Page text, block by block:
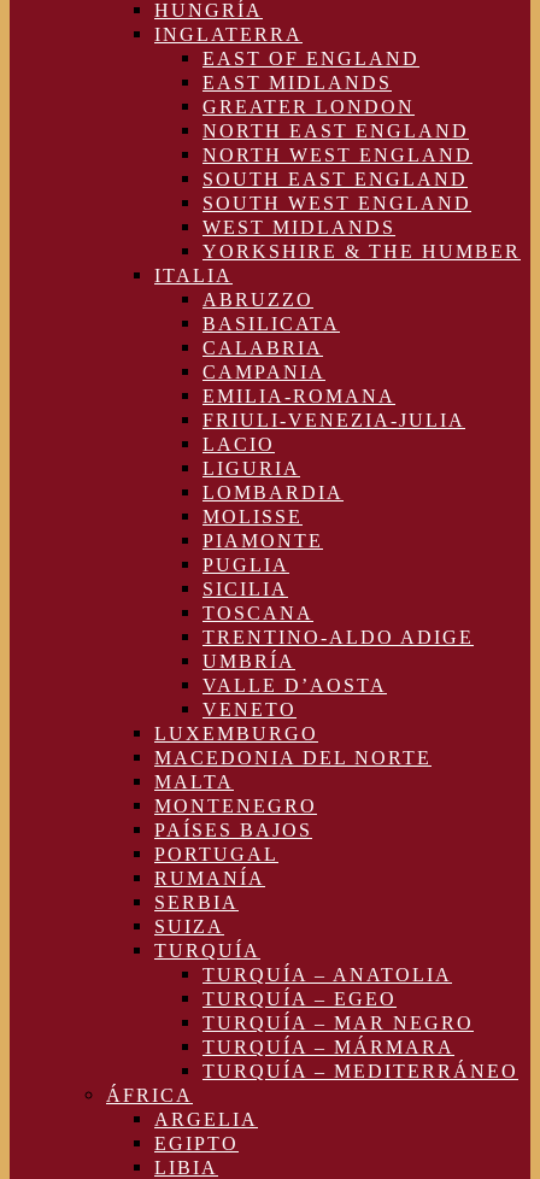
HUNGRÍA
INGLATERRA
EAST OF ENGLAND
EAST MIDLANDS
GREATER LONDON
NORTH EAST ENGLAND
NORTH WEST ENGLAND
SOUTH EAST ENGLAND
SOUTH WEST ENGLAND
WEST MIDLANDS
YORKSHIRE & THE HUMBER
ITALIA
ABRUZZO
BASILICATA
CALABRIA
CAMPANIA
EMILIA-ROMANA
FRIULI-VENEZIA-JULIA
LACIO
LIGURIA
LOMBARDIA
MOLISSE
PIAMONTE
PUGLIA
SICILIA
TOSCANA
TRENTINO-ALDO ADIGE
UMBRÍA
VALLE D’AOSTA
VENETO
LUXEMBURGO
MACEDONIA DEL NORTE
MALTA
MONTENEGRO
PAÍSES BAJOS
PORTUGAL
RUMANÍA
SERBIA
SUIZA
TURQUÍA
TURQUÍA – ANATOLIA
TURQUÍA – EGEO
TURQUÍA – MAR NEGRO
TURQUÍA – MÁRMARA
TURQUÍA – MEDITERRÁNEO
ÁFRICA
ARGELIA
EGIPTO
LIBIA